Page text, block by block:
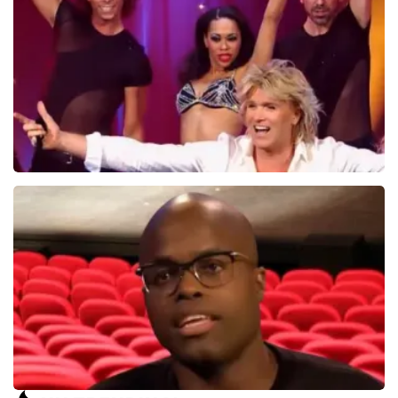
845+
BEKIJKEN
Hans Klok
314+ reviews
BEKIJKEN